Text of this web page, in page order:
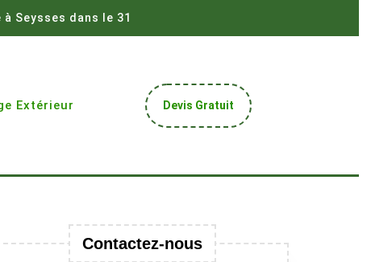
à Seysses dans le 31
Extérieur Devis Gratuit Get
A
Contactez-nous